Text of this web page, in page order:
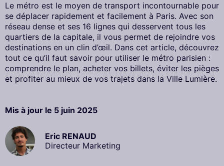
Le métro est le moyen de transport incontournable pour
se déplacer rapidement et facilement à Paris. Avec son
réseau dense et ses 16 lignes qui desservent tous les
quartiers de la capitale, il vous permet de rejoindre vos
destinations en un clin d’œil. Dans cet article, découvrez
tout ce qu’il faut savoir pour utiliser le métro parisien :
comprendre le plan, acheter vos billets, éviter les pièges
et profiter au mieux de vos trajets dans la Ville Lumière.
Mis à jour le 5 juin 2025
Eric RENAUD
Directeur Marketing